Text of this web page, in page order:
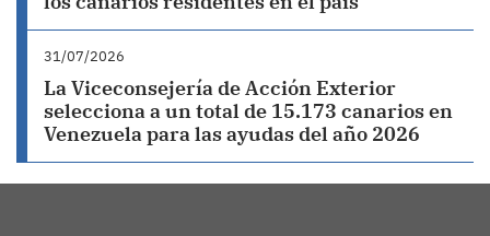
31/07/2026
La Viceconsejería de Acción Exterior
selecciona a un total de 15.173 canarios en
Venezuela para las ayudas del año 2026